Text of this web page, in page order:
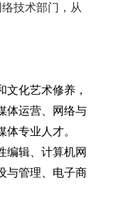
技术部门，从
文化艺术修养，
体运营、网络与
专业人才。
编辑、计算机网
与管理、电子商